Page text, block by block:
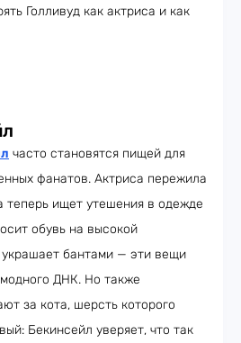
Голливуд как актриса и как
часто становятся пищей для
фанатов. Актриса пережила
теперь ищет утешения в одежде
обувь на высокой
бантами — эти вещи
ДНК. Но также
за кота, шерсть которого
Бекинсейл уверяет, что так